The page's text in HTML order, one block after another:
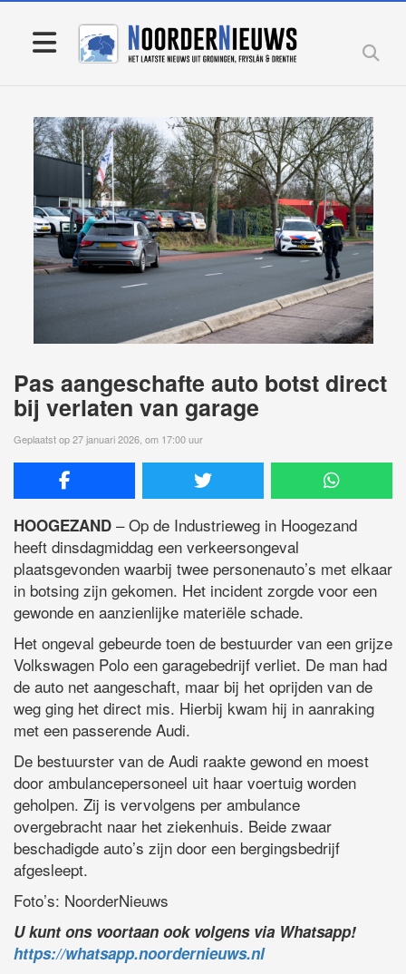
Pas aangeschafte auto botst direct
bij verlaten van garage
Geplaatst op 27 januari 2026, om 17:00 uur
HOOGEZAND – Op de Industrieweg in Hoogezand
heeft dinsdagmiddag een verkeersongeval
plaatsgevonden waarbij twee personenauto’s met elkaar
in botsing zijn gekomen. Het incident zorgde voor een
gewonde en aanzienlijke materiële schade.
Het ongeval gebeurde toen de bestuurder van een grijze
Volkswagen Polo een garagebedrijf verliet. De man had
de auto net aangeschaft, maar bij het oprijden van de
weg ging het direct mis. Hierbij kwam hij in aanraking
met een passerende Audi.
De bestuurster van de Audi raakte gewond en moest
door ambulancepersoneel uit haar voertuig worden
geholpen. Zij is vervolgens per ambulance
overgebracht naar het ziekenhuis. Beide zwaar
beschadigde auto’s zijn door een bergingsbedrijf
afgesleept.
Foto’s: NoorderNieuws
U kunt ons voortaan ook volgens via Whatsapp!
https://whatsapp.noordernieuws.nl